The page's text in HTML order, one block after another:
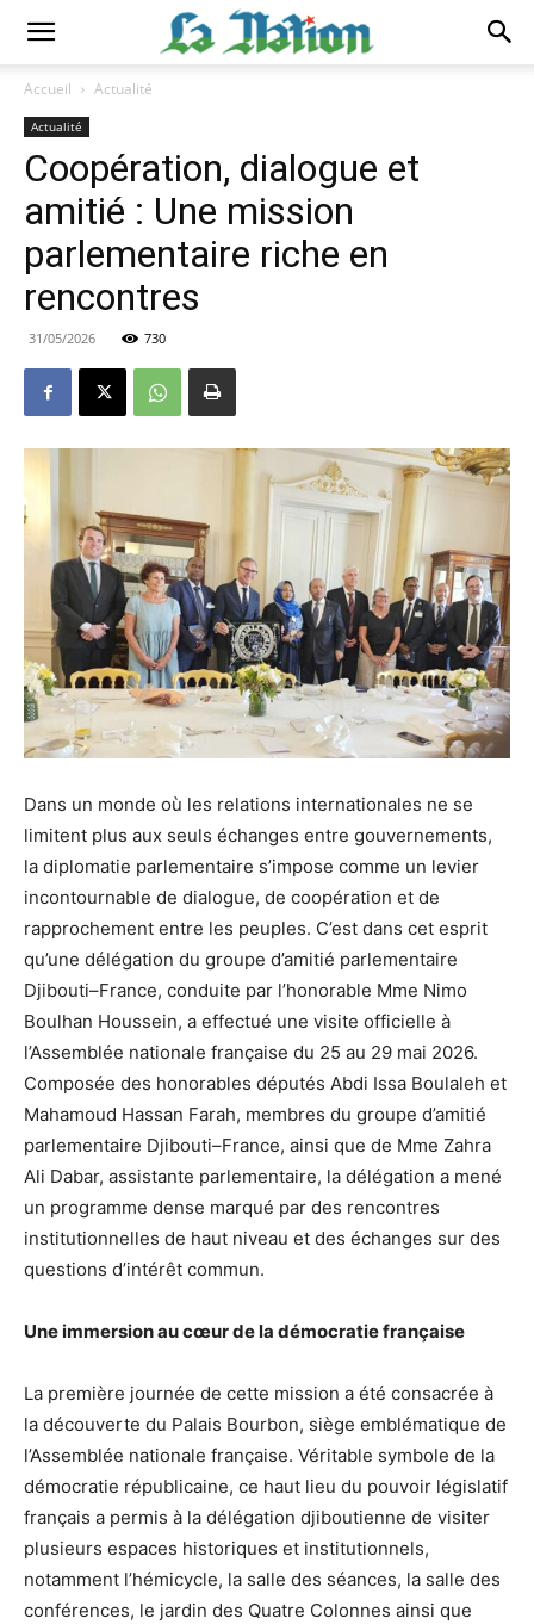
Accueil Actualité
Actualité
Coopération, dialogue et
amitié : Une mission
parlementaire riche en
rencontres
31/05/2026 730
Dans un monde où les relations internationales ne se
limitent plus aux seuls échanges entre gouvernements,
la diplomatie parlementaire s’impose comme un levier
incontournable de dialogue, de coopération et de
rapprochement entre les peuples. C’est dans cet esprit
qu’une délégation du groupe d’amitié parlementaire
Djibouti–France, conduite par l’honorable Mme Nimo
Boulhan Houssein, a effectué une visite officielle à
l’Assemblée nationale française du 25 au 29 mai 2026.
Composée des honorables députés Abdi Issa Boulaleh et
Mahamoud Hassan Farah, membres du groupe d’amitié
parlementaire Djibouti–France, ainsi que de Mme Zahra
Ali Dabar, assistante parlementaire, la délégation a mené
un programme dense marqué par des rencontres
institutionnelles de haut niveau et des échanges sur des
questions d’intérêt commun.
Une immersion au cœur de la démocratie française
La première journée de cette mission a été consacrée à
la découverte du Palais Bourbon, siège emblématique de
l’Assemblée nationale française. Véritable symbole de la
démocratie républicaine, ce haut lieu du pouvoir législatif
français a permis à la délégation djiboutienne de visiter
plusieurs espaces historiques et institutionnels,
notamment l’hémicycle, la salle des séances, la salle des
conférences, le jardin des Quatre Colonnes ainsi que